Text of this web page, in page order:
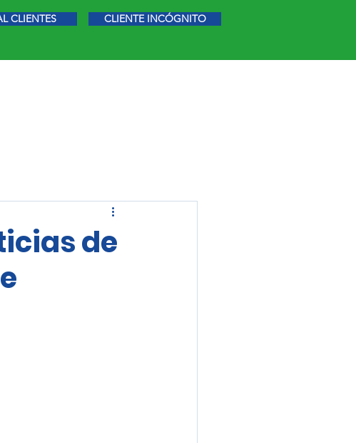
CLIENTES CLIENTE INCÓGNITO
de